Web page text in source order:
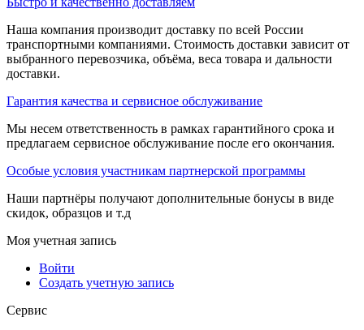
Наша компания производит доставку по всей России
транспортными компаниями. Стоимость доставки зависит от
выбранного перевозчика, объёма, веса товара и дальности
доставки.
Гарантия качества и сервисное обслуживание
Мы несем ответственность в рамках гарантийного срока и
предлагаем сервисное обслуживание после его окончания.
Особые условия участникам партнерской программы
Наши партнёры получают дополнительные бонусы в виде
скидок, образцов и т.д
Моя учетная запись
Войти
Создать учетную запись
Сервис